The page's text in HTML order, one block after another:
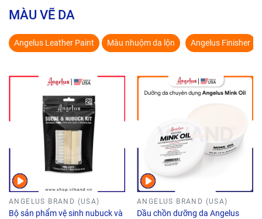
MÀU VẼ DA
Angelus Leather Paint Màu nhuộm da lộn Angelus Finisher
ANGELUS BRAND (USA)
Bộ sản phẩm vệ sinh nubuck và
ANGELUS BRAND (USA)
Dầu chồn dưỡng da Angelus